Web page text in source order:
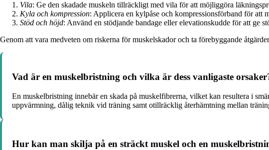
Vila: Ge den skadade muskeln tillräckligt med vila för att möjliggöra
Kyla och kompression: Applicera en kylpåse och kompressionsförband för att
Stöd och höjd: Använd en stödjande bandage eller elevationskudde för att ge
Genom att vara medveten om riskerna för muskelskador och ta förebyggande
Vad är en muskelbristning och vilka är dess vanligaste
En muskelbristning innebär en skada på muskelfibrerna, vilket kan resultera i
uppvärmning, dålig teknik vid träning samt otillräcklig återhämtning mellan
Hur kan man skilja på en sträckt muskel och en